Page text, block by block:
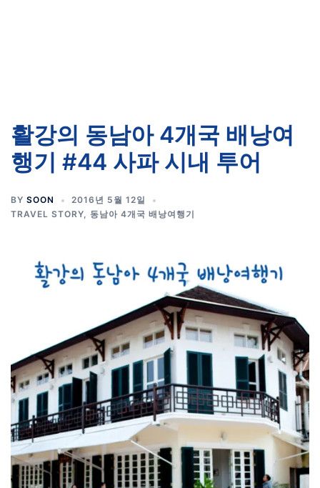
활강의 동남아 4개국 배낭여
행기 #44 사파 시내 투어
BY SOON
2016년 5월 12일
TRAVEL STORY, 동남아 4개국 배낭여행기